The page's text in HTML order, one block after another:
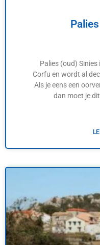
Palies (oud) Sinies
Corfu en wordt al
Als je eens een
dan moet je